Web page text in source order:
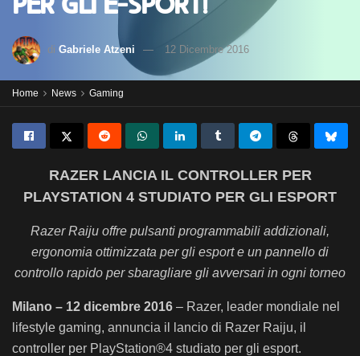
di Gabriele Atzeni 12 Dicembre 2016
Home News Gaming
RAZER LANCIA IL CONTROLLER PER
PLAYSTATION 4 STUDIATO PER GLI ESPORT
Razer Raiju offre pulsanti programmabili addizionali,
ergonomia ottimizzata per gli esport e un pannello di
controllo rapido per sbaragliare gli avversari in ogni torneo
Milano – 12 dicembre 2016 – Razer, leader mondiale nel
lifestyle gaming, annuncia il lancio di Razer Raiju, il
controller per PlayStation®4 studiato per gli esport.